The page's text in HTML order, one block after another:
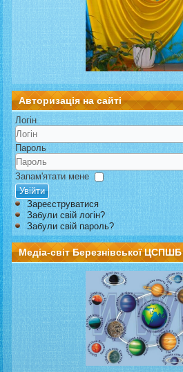
Авторизація на сайті
Логін
Пароль
Запам'ятати мене
Увійти
Зареєструватися
Забули свій логін?
Забули свій пароль?
Медіа-світ Березнівської ЦСПШБ